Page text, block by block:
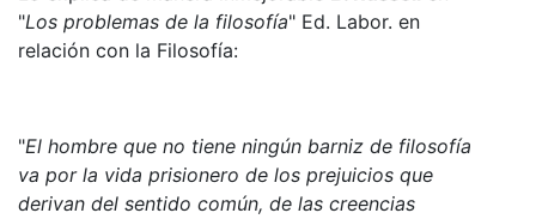
"Los problemas de la filosofía" Ed. Labor. en
relación con la Filosofía:
"El hombre que no tiene ningún barniz de filosofía
va por la vida prisionero de los prejuicios que
derivan del sentido común, de las creencias